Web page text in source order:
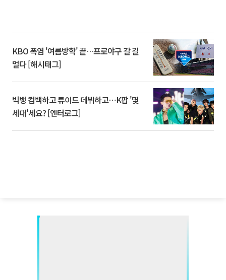
KBO 폭염 '여름방학' 끝…프로야구 갈 길
멀다 [해시태그]
빅뱅 컴백하고 튜이드 데뷔하고⋯K팝 '몇
세대'세요? [엔터로그]